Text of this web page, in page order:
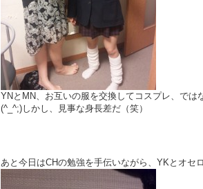
YNとMN、お互いの服を交換してコスプレ、では
(^_^;)しかし、見事な身長差だ（笑）
あと今日はCHの勉強を手伝いながら、YKとオセ